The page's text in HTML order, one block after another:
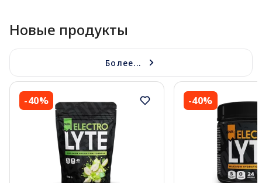
Новые продукты
Более...
-40% -40%